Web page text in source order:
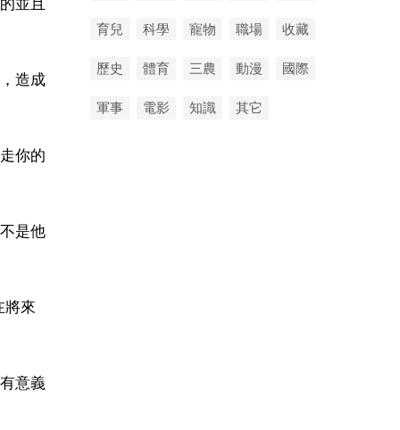
造成
你的
是他
將來
意義
育兒 科學 寵物 職場 收藏
歷史 體育 三農 動漫 國際
軍事 電影 知識 其它